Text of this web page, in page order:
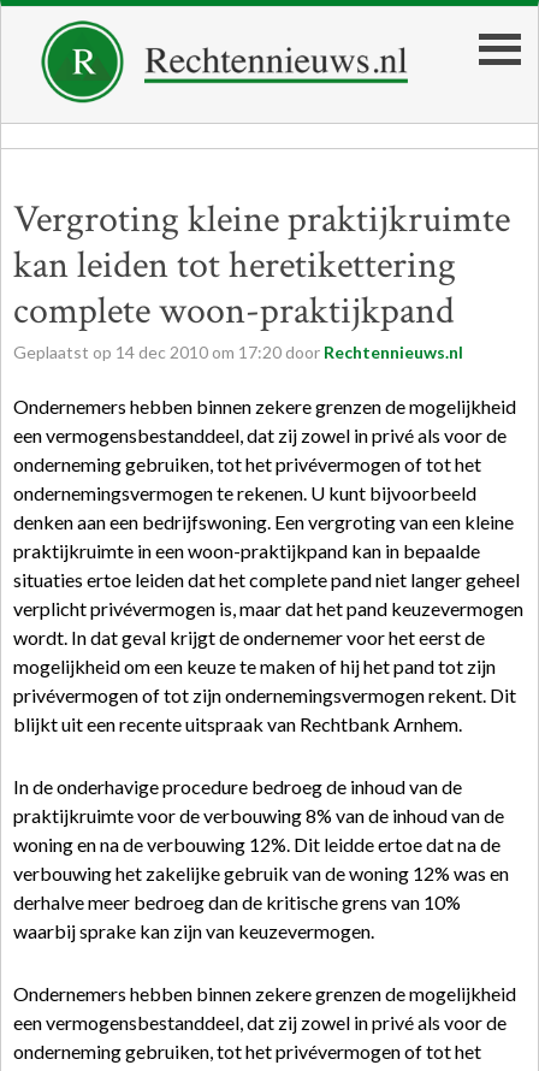
Vergroting kleine praktijkruimte
kan leiden tot heretikettering
complete woon-praktijkpand
Geplaatst op 14 dec 2010 om 17:20 door Rechtennieuws.nl
Ondernemers hebben binnen zekere grenzen de mogelijkheid
een vermogensbestanddeel, dat zij zowel in privé als voor de
onderneming gebruiken, tot het privévermogen of tot het
ondernemingsvermogen te rekenen. U kunt bijvoorbeeld
denken aan een bedrijfswoning. Een vergroting van een kleine
praktijkruimte in een woon-praktijkpand kan in bepaalde
situaties ertoe leiden dat het complete pand niet langer geheel
verplicht privévermogen is, maar dat het pand keuzevermogen
wordt. In dat geval krijgt de ondernemer voor het eerst de
mogelijkheid om een keuze te maken of hij het pand tot zijn
privévermogen of tot zijn ondernemingsvermogen rekent. Dit
blijkt uit een recente uitspraak van Rechtbank Arnhem.
In de onderhavige procedure bedroeg de inhoud van de
praktijkruimte voor de verbouwing 8% van de inhoud van de
woning en na de verbouwing 12%. Dit leidde ertoe dat na de
verbouwing het zakelijke gebruik van de woning 12% was en
derhalve meer bedroeg dan de kritische grens van 10%
waarbij sprake kan zijn van keuzevermogen.
Ondernemers hebben binnen zekere grenzen de mogelijkheid
een vermogensbestanddeel, dat zij zowel in privé als voor de
onderneming gebruiken, tot het privévermogen of tot het